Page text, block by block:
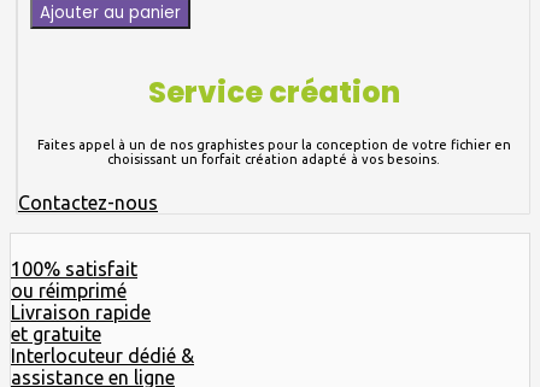
Ajouter au panier
Service création
Faites appel à un de nos graphistes pour la conception de votre fichier en
choisissant un forfait création adapté à vos besoins.
Contactez-nous
100% satisfait
ou réimprimé
Livraison rapide
et gratuite
Interlocuteur dédié &
assistance en ligne